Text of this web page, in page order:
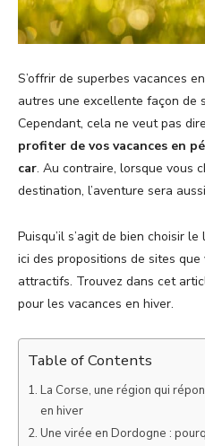
S’offrir de superbes vacances
autres une excellente façon de
Cependant, cela ne veut pas
profiter de vos vacances en
car. Au contraire, lorsque vous
destination, l’aventure sera
Puisqu’il s’agit de bien choisir
ici des propositions de sites
attractifs. Trouvez dans cet
pour les vacances en hiver.
Table of Contents
La Corse, une région qui
en hiver
Une virée en Dordogne :